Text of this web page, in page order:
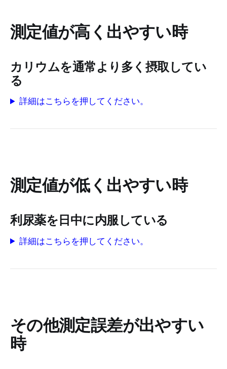
測定値が高く出やすい時
カリウムを通常より多く摂取してい
る
詳細はこちらを押してください。
測定値が低く出やすい時
利尿薬を日中に内服している
詳細はこちらを押してください。
その他測定誤差が出やすい
時